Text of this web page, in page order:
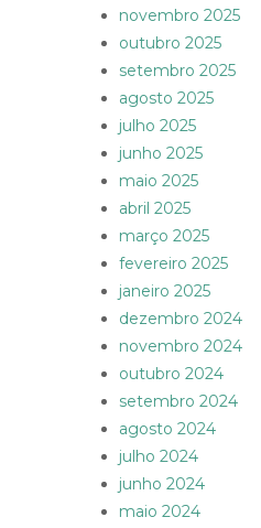
novembro 2025
outubro 2025
setembro 2025
agosto 2025
julho 2025
junho 2025
maio 2025
abril 2025
março 2025
fevereiro 2025
janeiro 2025
dezembro 2024
novembro 2024
outubro 2024
setembro 2024
agosto 2024
julho 2024
junho 2024
maio 2024